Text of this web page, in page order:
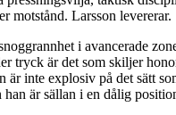
motstånd. Larsson levererar.
i avancerade
tryck är det som skiljer
är inte explosiv på det sätt
han är sällan i en dålig